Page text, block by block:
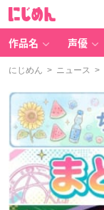
作品名 声優
にじめん > ニュース >